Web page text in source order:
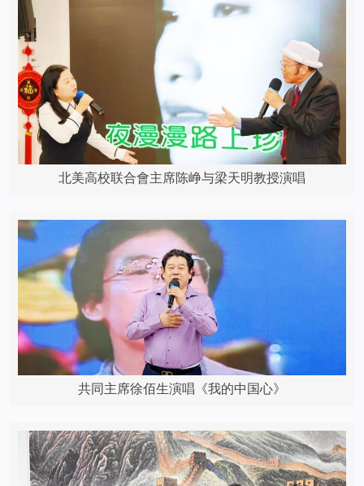
北美高校联合會主席陈峥与梁天明教授演唱
共同主席徐佰生演唱《我的中国心》